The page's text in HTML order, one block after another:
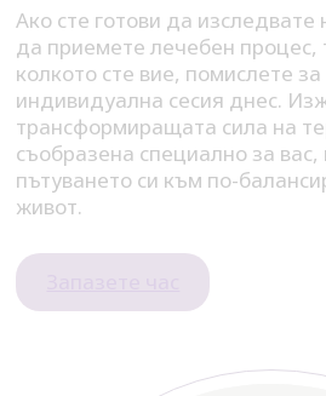
Ако сте готови да
да приемете лечебен процес,
колкото сте вие, помислете
индивидуална сесия днес.
трансформиращата сила на
съобразена специално за вас,
пътуването си към по-
живот.